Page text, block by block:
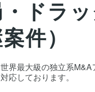
ドラ
件）
界最大級の独立系
応しております。